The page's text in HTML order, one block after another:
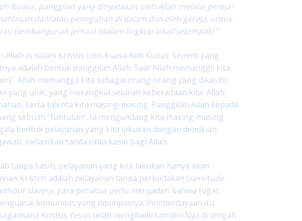
Kudus, panggilan yang dinyatakan oleh Allah melalui gereja-
dan/atau peneguhan di dalam dan oleh gereja, untuk
pembangunan jemaat (dalam lingkup lokal/setempat).”
di dalam Kristus oleh kuasa Roh Kudus. Seperti yang
adalah bentuk panggilan Allah. Saat Allah memanggil kita,
Allah memanggil kita sebagai orang-orang yang dikasihi.
yang unik, yang merangkul seluruh keberadaan kita. Allah
serta talenta kita masing-masing. Panggilan Allah kepada
sebuah “tuntutan”. Ia mengundang kita masing-masing
bentuk pelayanan yang kita lakukan dengan demikian
melainkan tanda cinta kasih bagi Allah.
tanpa kasih, pelayanan yang kita lakukan hanya akan
Kristen adalah pelayanan tanpa perbudakan (servitude
slavery, para penatua perlu menyadari bahwa tugas
komunitas yang dipimpinnya. Pemberdayaan itu
Kristus Yesus telah menghadirkan diri-Nya di tengah